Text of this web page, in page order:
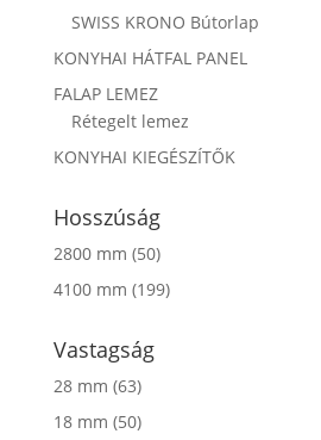
SWISS KRONO Bútorlap
KONYHAI HÁTFAL PANEL
FALAP LEMEZ
Rétegelt lemez
KONYHAI KIEGÉSZÍTŐK
Hosszúság
2800 mm (50)
4100 mm (199)
Vastagság
28 mm (63)
18 mm (50)